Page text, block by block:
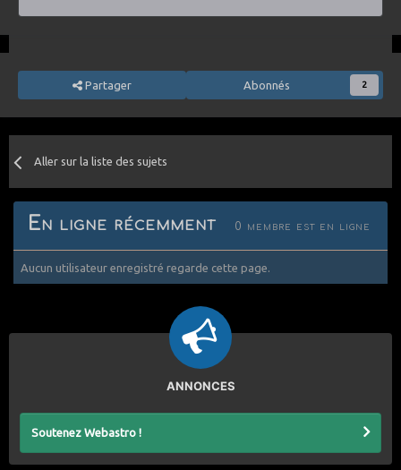
Partager Abonnés 2
Aller sur la liste des sujets
En ligne récemment 0 membre est en ligne
Aucun utilisateur enregistré regarde cette page.
ANNONCES
Soutenez Webastro !